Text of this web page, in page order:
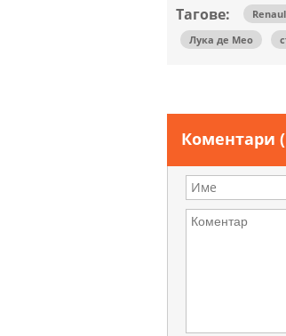
Тагове:
Лука де Мео
Коментари